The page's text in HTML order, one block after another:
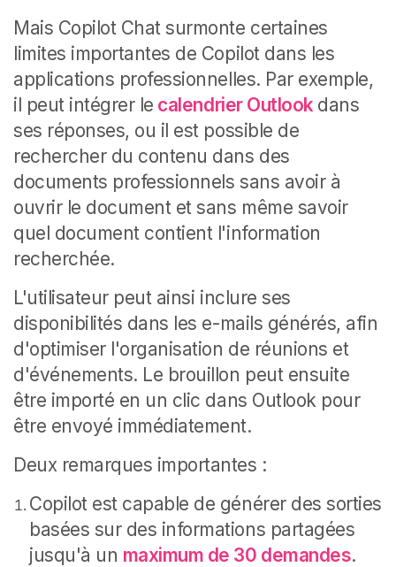
Mais Copilot Chat surmonte certaines
limites importantes de Copilot dans les
applications professionnelles. Par exemple,
il peut intégrer le calendrier Outlook dans
ses réponses, ou il est possible de
rechercher du contenu dans des
documents professionnels sans avoir à
ouvrir le document et sans même savoir
quel document contient l'information
recherchée.
L'utilisateur peut ainsi inclure ses
disponibilités dans les e-mails générés, afin
d'optimiser l'organisation de réunions et
d'événements. Le brouillon peut ensuite
être importé en un clic dans Outlook pour
être envoyé immédiatement.
Deux remarques importantes :
Copilot est capable de générer des sorties
basées sur des informations partagées
jusqu'à un maximum de 30 demandes.